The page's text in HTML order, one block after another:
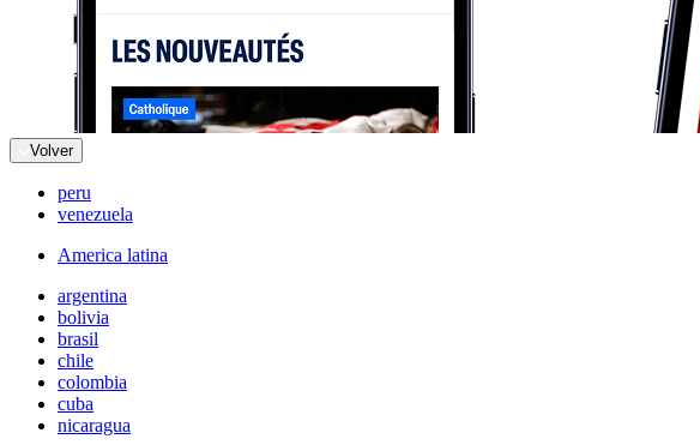
Volver
peru
venezuela
America latina
argentina
bolivia
brasil
chile
colombia
cuba
nicaragua